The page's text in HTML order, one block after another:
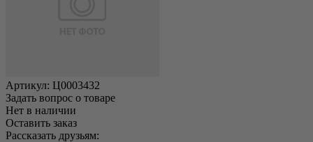
Артикул: Ц0003432
Задать вопрос о товаре
Нет в наличии
Оставить заказ
Рассказать друзьям: